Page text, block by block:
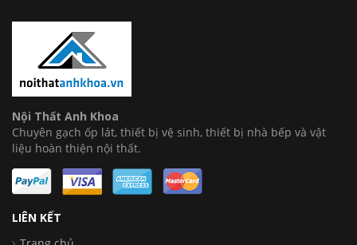
Nội Thất Anh Khoa
Chuyên gạch ốp lát, thiết bị vệ sinh, thiết bị nhà bếp và vật
liệu hoàn thiện nội thất.
LIÊN KẾT